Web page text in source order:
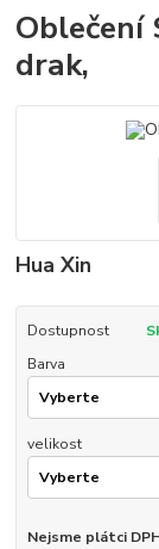
Oblečení
drak,
Hua Xin
Dostupnost
Barva
velikost
Nejsme plátci